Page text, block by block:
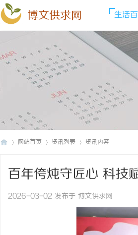
博文供求网 生活
网站首页 资讯列表 资讯内容
百年侉炖守匠心 科技
国宴美食品牌
2026-03-02 发布于 博文供求网